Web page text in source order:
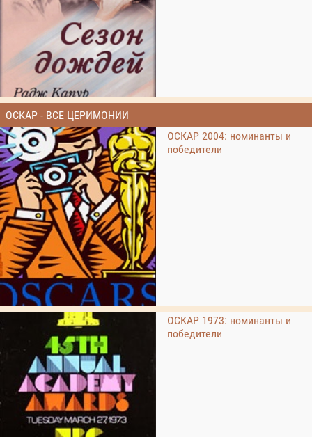
ОСКАР - ВСЕ ЦЕРИМОНИИ
ОСКАР 2004: номинанты и
победители
ОСКАР 1973: номинанты и
победители